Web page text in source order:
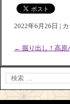
2022年6月26日 |
← 掘り出し！高原